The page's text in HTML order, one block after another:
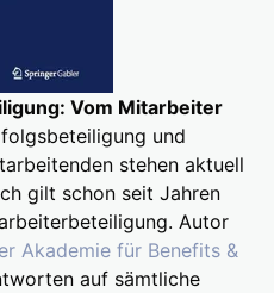
Vom Mitarbeiter
und
stehen aktuell
gilt schon seit Jahren
Autor
Akademie für Benefits &
auf sämtliche